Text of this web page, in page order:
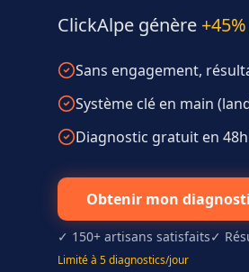
ClickAlpe génère
Sans engagement,
Système clé en main
Diagnostic gratuit en 48h
Obtenir mon
✓ 150+ artisans satisfaits✓
Limité à 5 diagnostics/jour